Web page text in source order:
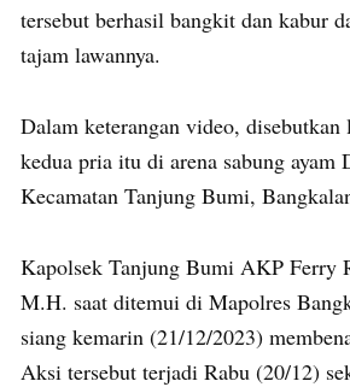
tersebut berhasil bangkit dan kabur
tajam lawannya.
Dalam keterangan video,
kedua pria itu di arena sabung ayam
Kecamatan Tanjung Bumi,
Kapolsek Tanjung Bumi AKP Ferry
M.H. saat ditemui di Mapolres
siang kemarin (21/12/2023)
Aksi tersebut terjadi Rabu (20/12)